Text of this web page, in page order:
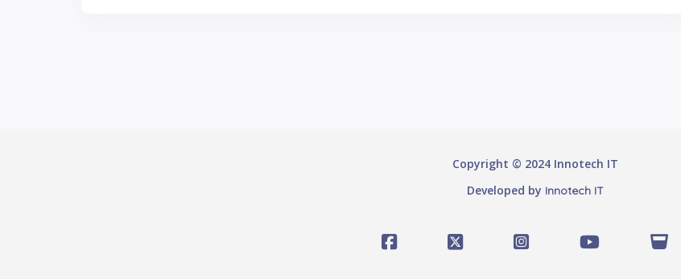
Copyright © 2024 Innotech IT
Developed by Innotech IT